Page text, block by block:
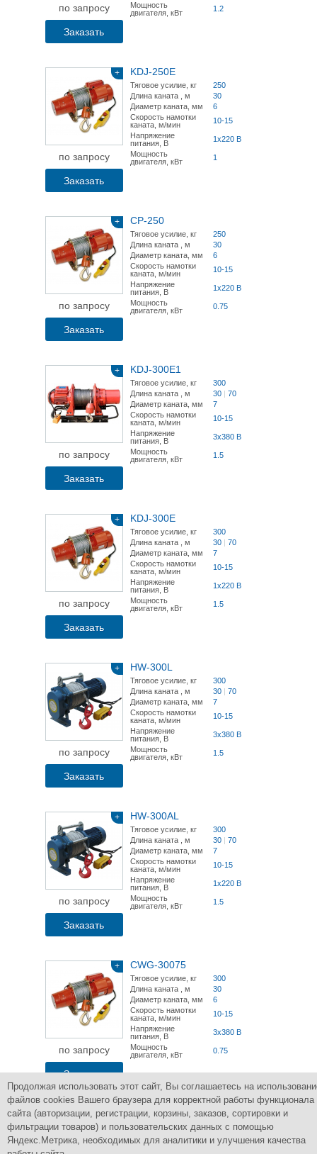
по запросу
Заказать
Мощность
двигателя, кВт
1.2
+
по запросу
Заказать
KDJ-250E
Тяговое усилие, кг
250
Длина каната , м
30
Диаметр каната, мм
6
Скорость намотки
каната, м/мин
10-15
Напряжение
питания, В
1x220 В
Мощность
двигателя, кВт
1
+
по запросу
Заказать
CP-250
Тяговое усилие, кг
250
Длина каната , м
30
Диаметр каната, мм
6
Скорость намотки
каната, м/мин
10-15
Напряжение
питания, В
1x220 В
Мощность
двигателя, кВт
0.75
+
по запросу
Заказать
KDJ-300E1
Тяговое усилие, кг
300
Длина каната , м
30 | 70
Диаметр каната, мм
7
Скорость намотки
каната, м/мин
10-15
Напряжение
питания, В
3x380 В
Мощность
двигателя, кВт
1.5
+
по запросу
Заказать
KDJ-300E
Тяговое усилие, кг
300
Длина каната , м
30 | 70
Диаметр каната, мм
7
Скорость намотки
каната, м/мин
10-15
Напряжение
питания, В
1x220 В
Мощность
двигателя, кВт
1.5
+
по запросу
Заказать
HW-300L
Тяговое усилие, кг
300
Длина каната , м
30 | 70
Диаметр каната, мм
7
Скорость намотки
каната, м/мин
10-15
Напряжение
питания, В
3x380 В
Мощность
двигателя, кВт
1.5
+
по запросу
Заказать
HW-300AL
Тяговое усилие, кг
300
Длина каната , м
30 | 70
Диаметр каната, мм
7
Скорость намотки
каната, м/мин
10-15
Напряжение
питания, В
1x220 В
Мощность
двигателя, кВт
1.5
+
по запросу
Заказать
CWG-30075
Тяговое усилие, кг
300
Длина каната , м
30
Диаметр каната, мм
6
Скорость намотки
каната, м/мин
10-15
Напряжение
питания, В
3x380 В
Мощность
двигателя, кВт
0.75
Страницы: 1 2 3 4 5 След.
Продолжая использовать этот сайт, Вы соглашаетесь на
файлов cookies Вашего браузера для корректной работы функционала
сайта (авторизации, регистрации, корзины, заказов, сортировки и
фильтрации товаров) и пользовательских данных с помощью
Яндекс.Метрика, необходимых для аналитики и улучшения качества